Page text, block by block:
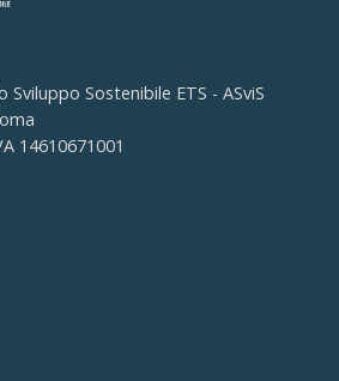
Sviluppo Sostenibile ETS - ASviS
14610671001